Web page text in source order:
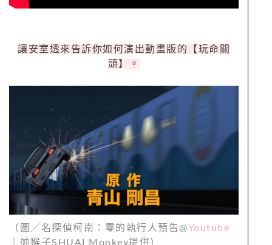
讓安室透來告訴你如何演出動畫版的【玩命關
頭】。
（圖／名探偵柯南：零的執行人預告@Youtube
｜帥猴子SHUAI Monkey提供）